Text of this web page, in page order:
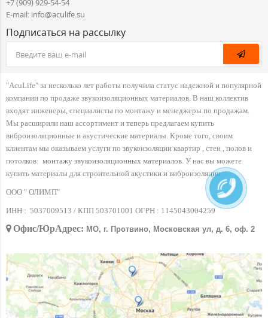
+7 (909) 929-54-54
E-mail: info@aculife.su
Подписаться на рассылку
"AcuLife" за несколько лет работы получила статус надежной и популярной
компании по продаже звукоизоляционных материалов. В наш коллектив
входят инженеры, специалисты по монтажу и менеджеры по продажам.
Мы расширили наш ассортимент и теперь предлагаем купить
виброизоляционные и акустические материалы. Кроме того, своим
клиентам мы оказываем услуги по звукоизоляции квартир , стен , полов и
потолков: монтажу звукоизоляционных материалов. У нас вы можете
купить материалы для строительной акустики и виброизоляции.
ООО " ОЛИМП"
ИНН : 5037009513 / КПП 503701001 ОГРН : 1145043004259
Офис/ЮрАдрес: МО, г. Протвино, Московская ул, д. 6, оф. 2